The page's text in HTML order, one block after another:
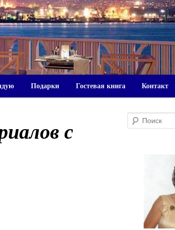
Подарки Гостевая книга Контакт
c
Поиск